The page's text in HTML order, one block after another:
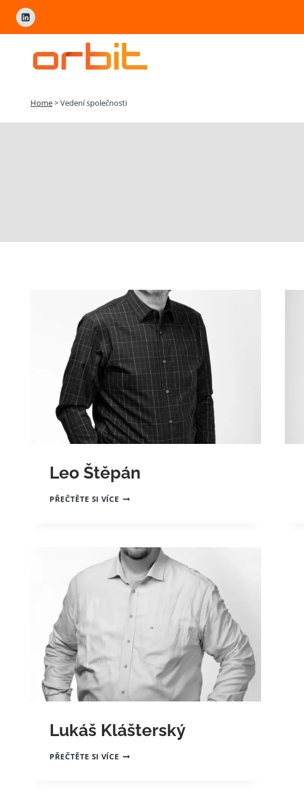
Přeskočit
obsah
Home>Vedení společnosti
Leo Štěpán
PŘEČTĚTE SI VÍCELEO
Lukáš Klášterský
PŘEČTĚTE SI VÍCELUKÁŠ